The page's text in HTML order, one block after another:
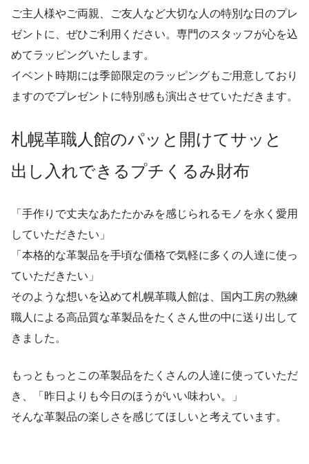
ご主人様やご両親、ご友人など大切な人の特別な日のプレ
ゼントに、ぜひご利用ください。専門のスタッフが心を込
めてラッピングいたします。
イベント時期には季節限定のラッピングもご用意しており
ますのでプレゼントに特別感も演出させていただきます。
札幌革職人館のパッと開けてサッと
出し入れできるプチくるみ財布
「手作りで丈夫なあたたかみを感じられるモノを永く愛用
していただきたい」
「本格的な革製品を手頃な価格で気軽に多くの人達に使っ
ていただきたい」
そのような想いを込めて札幌革職人館は、国内工房の熟練
職人による高品質な革製品をたくさん世の中に送り出して
きました。
もっともっとこの革製品をたくさんの人達に使っていただ
き、「昨日よりも今日のほうがいい味わい。」
そんな革製品の楽しさを感じてほしいと考えています。